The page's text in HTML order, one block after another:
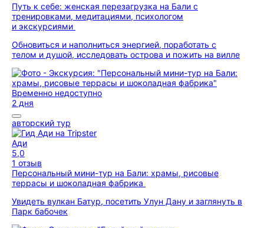
Путь к себе: женская перезагрузка на Бали с
тренировками, медитациями, психологом
и экскурсиями
Обновиться и наполниться энергией, поработать с
телом и душой, исследовать острова и пожить на вилле
Временно недоступно
2 дня
авторский тур
Ади
5,0
1 отзыв
Персональный мини-тур на Бали: храмы, рисовые
террасы и шоколадная фабрика
Увидеть вулкан Батур, посетить Улун Дану и заглянуть в
Парк бабочек